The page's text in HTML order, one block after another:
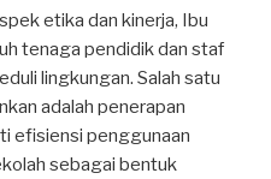
etika dan kinerja, Ibu
tenaga pendidik dan staf
lingkungan. Salah satu
adalah penerapan
efisiensi penggunaan
sebagai bentuk